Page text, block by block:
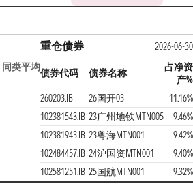
同类平均
重仓债券 2026-06-30
债券代码 债券名称
占净资
产%
260203.IB
26国开03
11.16%
102381543.IB 23广州地铁MTN005
9.46%
102381943.IB 23粤海MTN001
9.42%
102484457.IB 24沪国资MTN001
9.40%
102581251.IB 25国航MTN001 9.32%